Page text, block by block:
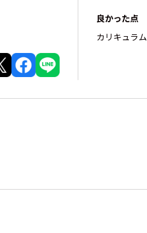
良かった点
カリキュラム